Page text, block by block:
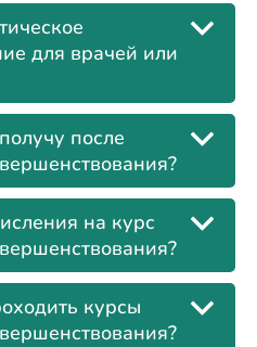
для врачей или
после
на курс
курсы